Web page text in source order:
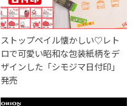
ストップペイル懐かしい♡レト
ロで可愛い昭和な包装紙柄をデ
ザインした「シモジマ日付印」
発売